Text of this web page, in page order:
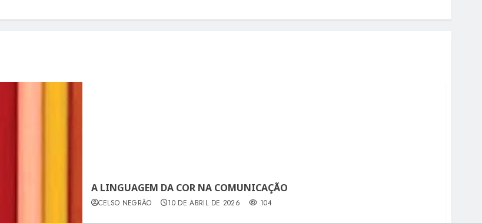
A LINGUAGEM DA COR NA COMUNICAÇÃO
CELSO NEGRÃO 10 DE ABRIL DE 2026 104